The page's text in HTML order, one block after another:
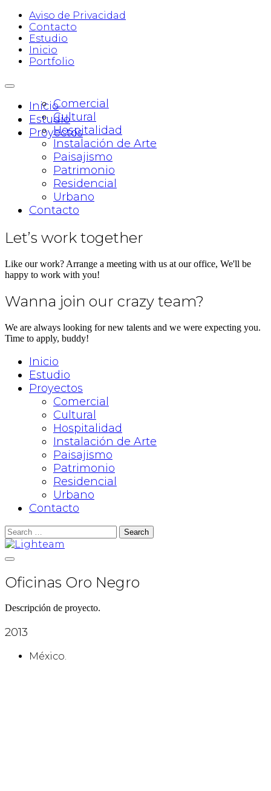
Aviso de Privacidad
Contacto
Estudio
Inicio
Portfolio
Inicio
Estudio
Proyectos
Comercial
Cultural
Hospitalidad
Instalación de Arte
Paisajismo
Patrimonio
Residencial
Urbano
Contacto
Let’s work together
Like our work? Arrange a meeting with us at our office, We'll be
happy to work with you!
Wanna join our crazy team?
We are always looking for new talents and we were expecting you.
Time to apply, buddy!
Inicio
Estudio
Proyectos
Comercial
Cultural
Hospitalidad
Instalación de Arte
Paisajismo
Patrimonio
Residencial
Urbano
Contacto
Search
for:
Oficinas Oro Negro
Descripción de proyecto.
2013
México.